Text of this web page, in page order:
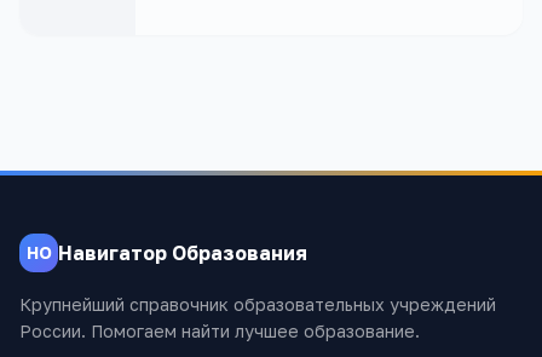
НО Навигатор Образования
Крупнейший справочник образовательных учреждений
России. Помогаем найти лучшее образование.